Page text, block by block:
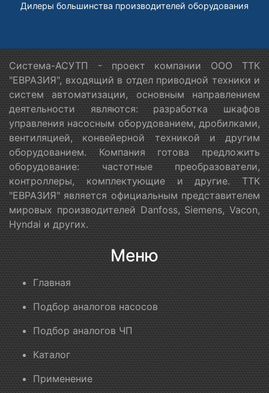
Дилеры большинства производителей оборудования
Система-АСУТП - проект компании ООО ТТК
"ЕВРАЗИЯ", входящий в отдел приводной техники и
систем автоматизации, основным направлением
деятельности являются: разработка шкафов
управления насосным оборудованием, дробилками,
вентиляцией, конвейерной техникой и другим
оборудованием. Компания готова предложить
оборудование: частотные преобразователи,
контроллеры, комплектующие и другие. ТТК
"ЕВРАЗИЯ" является официальным представителем
мировых производителей Danfoss, Siemens, Vacon,
Hyndai и других.
Меню
Главная
Подбор аналогов насосов
Подбор аналогов ЧП
Каталог
Применение